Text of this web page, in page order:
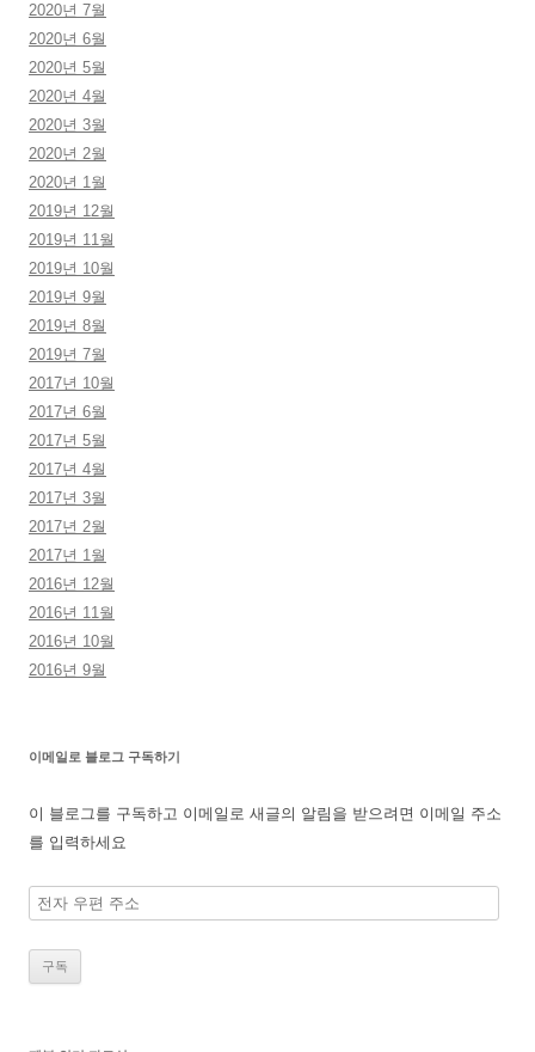
2020년 7월
2020년 6월
2020년 5월
2020년 4월
2020년 3월
2020년 2월
2020년 1월
2019년 12월
2019년 11월
2019년 10월
2019년 9월
2019년 8월
2019년 7월
2017년 10월
2017년 6월
2017년 5월
2017년 4월
2017년 3월
2017년 2월
2017년 1월
2016년 12월
2016년 11월
2016년 10월
2016년 9월
이메일로 블로그 구독하기
이 블로그를 구독하고 이메일로 새글의 알림을 받으려면 이메일 주소
를 입력하세요
전
우
편